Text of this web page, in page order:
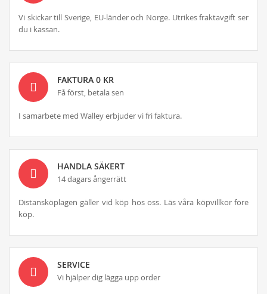
Vi skickar till Sverige, EU-länder och Norge. Utrikes fraktavgift ser
du i kassan.
FAKTURA 0 KR
Få först, betala sen
I samarbete med Walley erbjuder vi fri faktura.
HANDLA SÄKERT
14 dagars ångerrätt
Distansköplagen gäller vid köp hos oss. Läs våra köpvillkor före
köp.
SERVICE
Vi hjälper dig lägga upp order